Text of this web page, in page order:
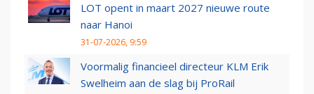
LOT opent in maart 2027 nieuwe route
naar Hanoi
31-07-2026, 9:59
Voormalig financieel directeur KLM Erik
Swelheim aan de slag bij ProRail